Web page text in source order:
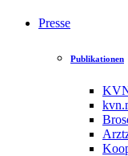
Presse
Publikationen